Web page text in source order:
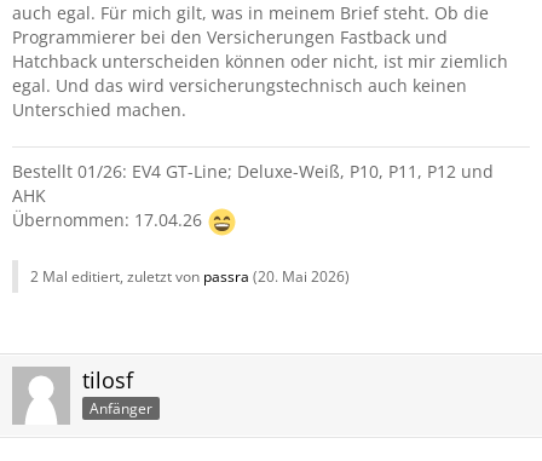
auch egal. Für mich gilt, was in meinem Brief steht. Ob die
Programmierer bei den Versicherungen Fastback und
Hatchback unterscheiden können oder nicht, ist mir ziemlich
egal. Und das wird versicherungstechnisch auch keinen
Unterschied machen.
Bestellt 01/26: EV4 GT-Line; Deluxe-Weiß, P10, P11, P12 und
AHK
Übernommen: 17.04.26
2 Mal editiert, zuletzt von passra (20. Mai 2026)
tilosf
Anfänger